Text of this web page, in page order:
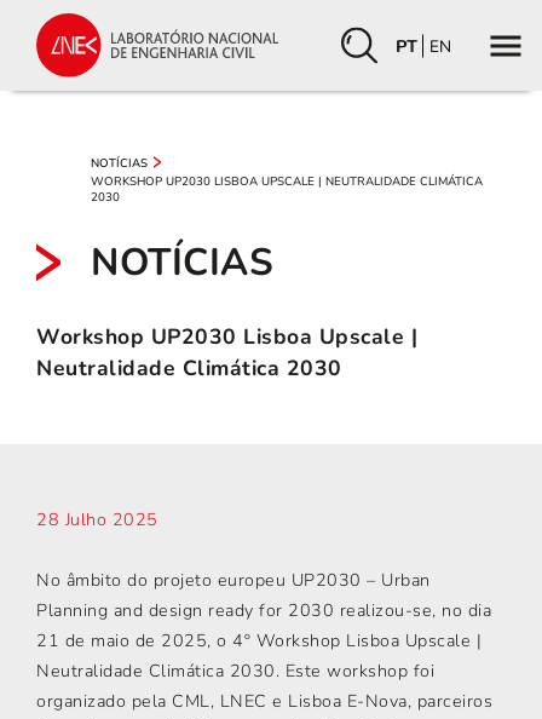
PT EN
NOTÍCIAS
WORKSHOP UP2030 LISBOA UPSCALE | NEUTRALIDADE CLIMÁTICA
2030
NOTÍCIAS
Workshop UP2030 Lisboa Upscale |
Neutralidade Climática 2030
28 Julho 2025
No âmbito do projeto europeu UP2030 – Urban
Planning and design ready for 2030 realizou-se, no dia
21 de maio de 2025, o 4º Workshop Lisboa Upscale |
Neutralidade Climática 2030. Este workshop foi
organizado pela CML, LNEC e Lisboa E-Nova, parceiros